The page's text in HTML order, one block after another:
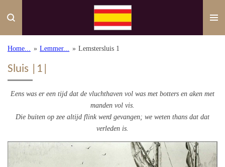
direct
de
Home... » Lemmer... » Lemstersluis 1
Sluis |1|
Eens was er een tijd dat de vluchthaven vol was met botters en aken met
manden vol vis.
Die buiten op zee altijd flink werd gevangen; we weten thans dat dat
verleden is.